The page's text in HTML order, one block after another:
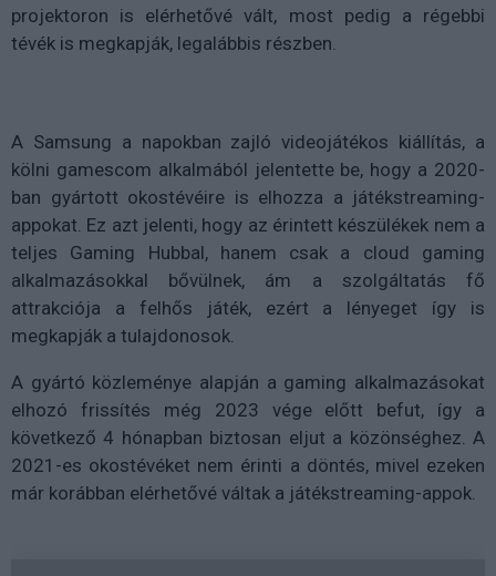
projektoron is elérhetővé vált, most pedig a régebbi
tévék is megkapják, legalábbis részben.
A Samsung a napokban zajló videojátékos kiállítás, a
kölni gamescom alkalmából jelentette be, hogy a 2020-
ban gyártott okostévéire is elhozza a játékstreaming-
appokat. Ez azt jelenti, hogy az érintett készülékek nem a
teljes Gaming Hubbal, hanem csak a cloud gaming
alkalmazásokkal bővülnek, ám a szolgáltatás fő
attrakciója a felhős játék, ezért a lényeget így is
megkapják a tulajdonosok.
A gyártó közleménye alapján a gaming alkalmazásokat
elhozó frissítés még 2023 vége előtt befut, így a
következő 4 hónapban biztosan eljut a közönséghez. A
2021-es okostévéket nem érinti a döntés, mivel ezeken
már korábban elérhetővé váltak a játékstreaming-appok.